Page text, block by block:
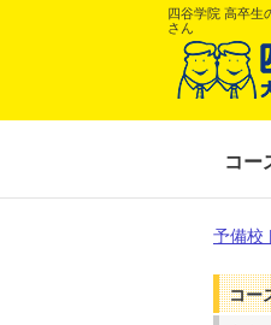
四谷学院 高卒生
さん
コー
予備校
コー